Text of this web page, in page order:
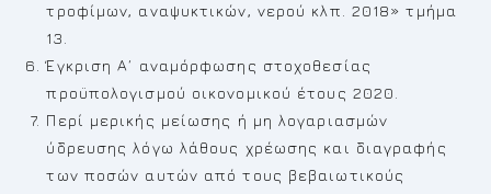
τροφίμων, αναψυκτικών, νερού κλπ. 2018» τμήμα
13.
Έγκριση Α΄ αναμόρφωσης στοχοθεσίας
προϋπολογισμού οικονομικού έτους 2020.
Περί μερικής μείωσης ή μη λογαριασμών
ύδρευσης λόγω λάθους χρέωσης και διαγραφής
των ποσών αυτών από τους βεβαιωτικούς